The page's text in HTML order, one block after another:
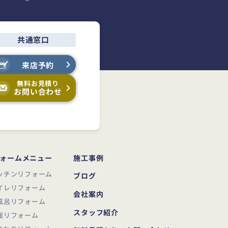
共通窓口
来店予約
無料お見積り
お問い合わせ
ームメニュー
チンリフォーム
レリフォーム
呂リフォーム
リフォーム
施工事例
ブログ
会社案内
スタッフ紹介